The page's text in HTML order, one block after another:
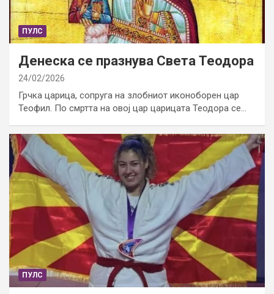
ПУЛС
Денеска се празнува Света Теодора
24/02/2026
Грчка царица, сопруга на злобниот иконоборен цар
Теофил. По смртта на овој цар царицата Теодора се…
ПУЛС